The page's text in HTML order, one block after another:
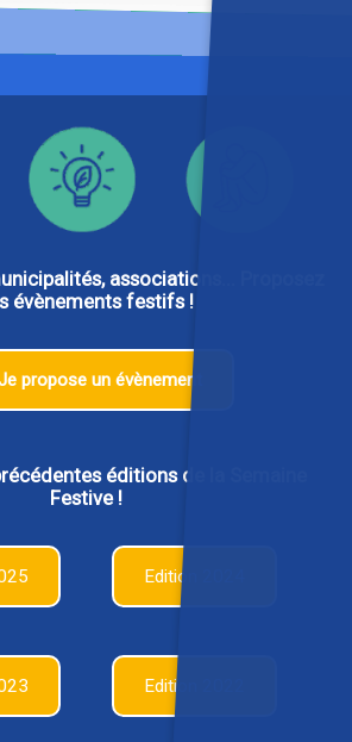
associations... Proposez
évènements festifs !
propose un évènement
éditions de la Semaine
Festive !
Edition 2024
Edition 2022